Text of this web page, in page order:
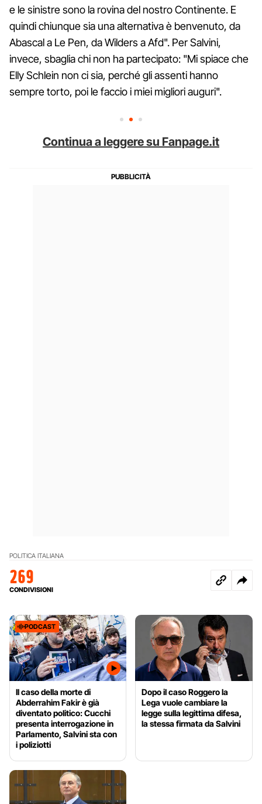
e le sinistre sono la rovina del nostro Continente. E
quindi chiunque sia una alternativa è benvenuto, da
Abascal a Le Pen, da Wilders a Afd". Per Salvini,
invece, sbaglia chi non ha partecipato: "Mi spiace che
Elly Schlein non ci sia, perché gli assenti hanno
sempre torto, poi le faccio i miei migliori auguri".
Continua a leggere su Fanpage.it
POLITICA ITALIANA
269
CONDIVISIONI
PODCAST
Il caso della morte di
Abderrahim Fakir è già
diventato politico: Cucchi
presenta interrogazione in
Parlamento, Salvini sta con
i poliziotti
Dopo il caso Roggero la
Lega vuole cambiare la
legge sulla legittima difesa,
la stessa firmata da Salvini